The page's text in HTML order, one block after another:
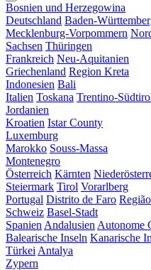
Bosnien und Herzegowina
Deutschland Baden-
Mecklenburg-Vorpommern
Sachsen Thüringen
Frankreich Neu-Aquitanien
Griechenland Region Kreta
Indonesien Bali
Italien Toskana Trentino-
Jordanien
Kroatien Istar County
Luxemburg
Marokko Souss-Massa
Montenegro
Österreich Kärnten
Steiermark Tirol Vorarlberg
Portugal Distrito de Faro
Schweiz Basel-Stadt
Spanien Andalusien Autonome
Balearische Inseln Kanarische
Türkei Antalya
Zypern